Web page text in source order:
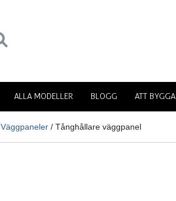
ALLA MODELLER BLOGG ATT BYGGA
Väggpaneler / Tånghållare väggpanel